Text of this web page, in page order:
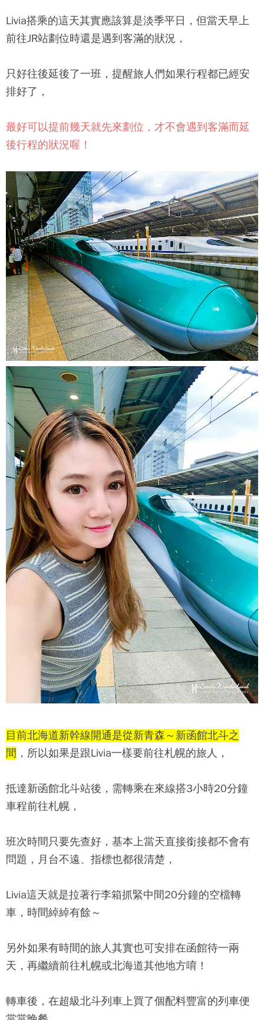
Livia搭乘的這天其實應該算是淡季平日，但當天早上
前往JR站劃位時還是遇到客滿的狀況，
只好往後延後了一班，提醒旅人們如果行程都已經安
排好了，
最好可以提前幾天就先來劃位，才不會遇到客滿而延
後行程的狀況喔！
目前北海道新幹線開通是從新青森～新函館北斗之
間 ，所以如果是跟Livia一樣要前往札幌的旅人，
抵達新函館北斗站後，需轉乘在來線搭3小時20分鐘
車程前往札幌，
班次時間只要先查好，基本上當天直接銜接都不會有
問題，月台不遠、指標也都很清楚，
Livia這天就是拉著行李箱抓緊中間20分鐘的空檔轉
車，時間綽綽有餘～
另外如果有時間的旅人其實也可安排在函館待一兩
天，再繼續前往札幌或北海道其他地方唷！
轉車後，在超級北斗列車上買了個配料豐富的列車便